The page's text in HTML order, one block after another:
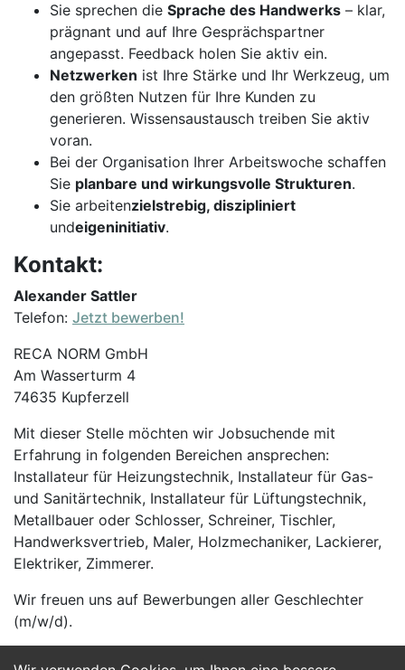
Sie sprechen die Sprache des Handwerks – klar,
prägnant und auf Ihre Gesprächspartner
angepasst. Feedback holen Sie aktiv ein.
Netzwerken ist Ihre Stärke und Ihr Werkzeug, um
den größten Nutzen für Ihre Kunden zu
generieren. Wissensaustausch treiben Sie aktiv
voran.
Bei der Organisation Ihrer Arbeitswoche schaffen
Sie planbare und wirkungsvolle Strukturen.
Sie arbeitenzielstrebig, diszipliniert
undeigeninitiativ.
Kontakt:
Alexander Sattler
Telefon: Jetzt bewerben!
RECA NORM GmbH
Am Wasserturm 4
74635 Kupferzell
Mit dieser Stelle möchten wir Jobsuchende mit
Erfahrung in folgenden Bereichen ansprechen:
Installateur für Heizungstechnik, Installateur für Gas-
und Sanitärtechnik, Installateur für Lüftungstechnik,
Metallbauer oder Schlosser, Schreiner, Tischler,
Handwerksvertrieb, Maler, Holzmechaniker, Lackierer,
Elektriker, Zimmerer.
Wir freuen uns auf Bewerbungen aller Geschlechter
(m/w/d).